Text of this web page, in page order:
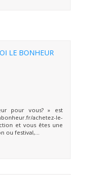
LE BONHEUR
pour vous? » est
achetez-le-
et vous êtes une
ou festival,...